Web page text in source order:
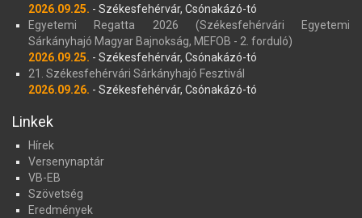
2026.09.25. - Székesfehérvár, Csónakázó-tó
Egyetemi Regatta 2026 (Székesfehérvári Egyetemi
Sárkányhajó Magyar Bajnokság, MEFOB - 2. forduló)
2026.09.25. - Székesfehérvár, Csónakázó-tó
21. Székesfehérvári Sárkányhajó Fesztivál
2026.09.26. - Székesfehérvár, Csónakázó-tó
Linkek
Hírek
Versenynaptár
VB-EB
Szövetség
Eredmények